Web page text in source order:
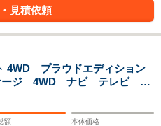
見積依頼
4WD プラウドエディション
ケージ 4WD ナビ テレビ バ
ターボ アイドリングスト
付き
額 本体価格